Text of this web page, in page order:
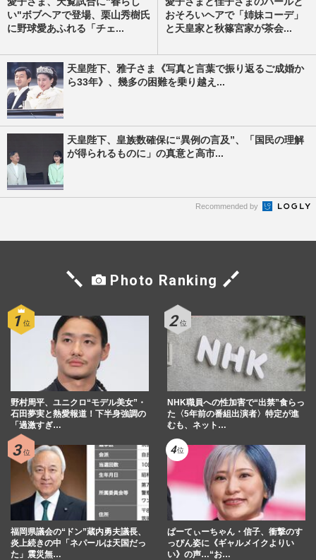
い"ボブヘアで登場、栗山秀樹氏
に野球愛あふれる「チェ...
おそろいヘアで「姉妹コーデ」
と天皇家と秋篠宮家が茶会...
天皇陛下、雅子さま《写真と言葉で振り返るご成婚か
ら33年》、幾多の困難を乗り越え...
天皇陛下、皇族数確保に“異例の言及”、「国民の理解
が得られるものに」の真意と高市...
Recommended by
Photo Ranking
野村周平、ユニクロ“モデル美女”・
石田夢実と熱愛報道！下半身強調の
「過激すぎ…
NHK職員への性加害で“出禁”食らっ
た〈5年前の番組出演者〉特定が進
むも、ネット…
福岡県議会の“ドン”蔵内勇夫議長、
炎上続きの中「ネパールは天国だっ
た」震災無…
ぱーてぃーちゃん・信子、衝撃のす
っぴん姿に《ギャルメイクよりい
い》の声…“お…